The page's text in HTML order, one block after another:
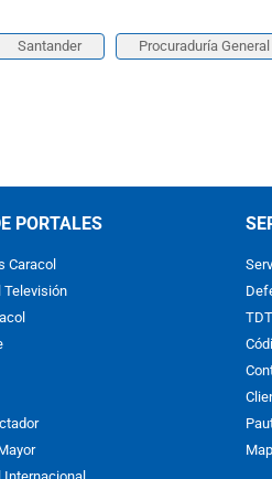
Santander Procuraduría
PORTALES
Caracol
Televisión
TDT